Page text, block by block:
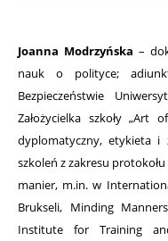
Joanna Modrzyńska –
nauk o polityce;
Bezpieczeństwie
Założycielka szkoły „Art
dyplomatyczny, etykieta i
szkoleń z zakresu
manier, m.in. w
Brukseli, Minding
Institute for Training